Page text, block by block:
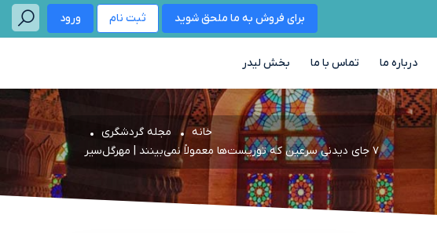
برای فروش به ما ملحق شوید ثبت نام ورود
درباره ما تماس با ما بخش لیدر
خانه
مجله گردشگری
۷ جای دیدنی سرعین که توریست‌ها معمولاً نمی‌بینند | مهرگل‌سیر